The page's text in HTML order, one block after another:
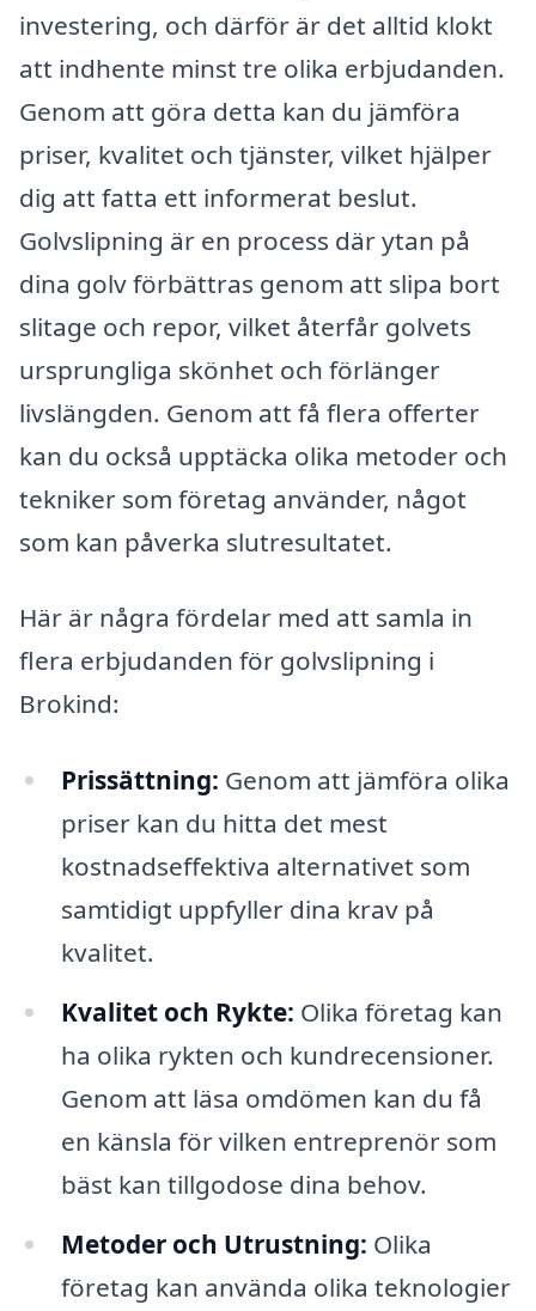
investering, och därför är det alltid klokt
att indhente minst tre olika erbjudanden.
Genom att göra detta kan du jämföra
priser, kvalitet och tjänster, vilket hjälper
dig att fatta ett informerat beslut.
Golvslipning är en process där ytan på
dina golv förbättras genom att slipa bort
slitage och repor, vilket återfår golvets
ursprungliga skönhet och förlänger
livslängden. Genom att få flera offerter
kan du också upptäcka olika metoder och
tekniker som företag använder, något
som kan påverka slutresultatet.
Här är några fördelar med att samla in
flera erbjudanden för golvslipning i
Brokind:
Prissättning: Genom att jämföra olika
priser kan du hitta det mest
kostnadseffektiva alternativet som
samtidigt uppfyller dina krav på
kvalitet.
Kvalitet och Rykte: Olika företag kan
ha olika rykten och kundrecensioner.
Genom att läsa omdömen kan du få
en känsla för vilken entreprenör som
bäst kan tillgodose dina behov.
Metoder och Utrustning: Olika
företag kan använda olika teknologier